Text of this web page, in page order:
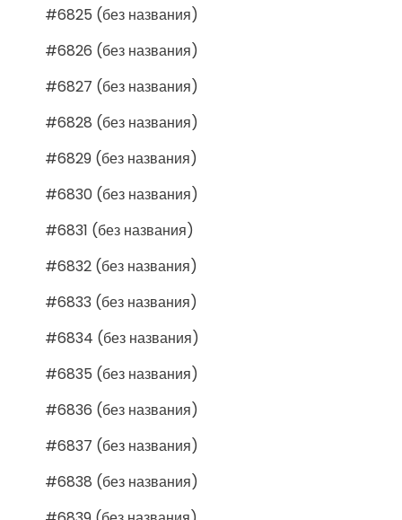
#6825 (без названия)
#6826 (без названия)
#6827 (без названия)
#6828 (без названия)
#6829 (без названия)
#6830 (без названия)
#6831 (без названия)
#6832 (без названия)
#6833 (без названия)
#6834 (без названия)
#6835 (без названия)
#6836 (без названия)
#6837 (без названия)
#6838 (без названия)